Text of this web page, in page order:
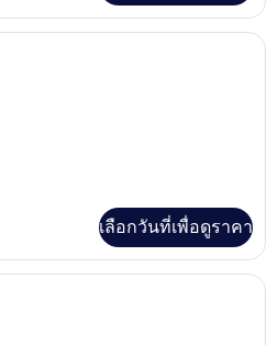
Junior Suite Deluxe | เครื่องนอนระ
เลือกวันที่เพื่อดูราคา
Junior Suite Prestige | เครื่องนอนร